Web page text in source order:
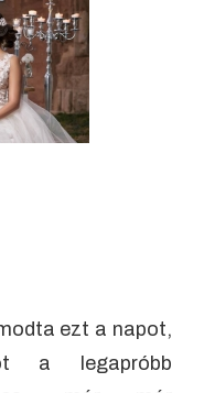
ezt a napot,
a legapróbb